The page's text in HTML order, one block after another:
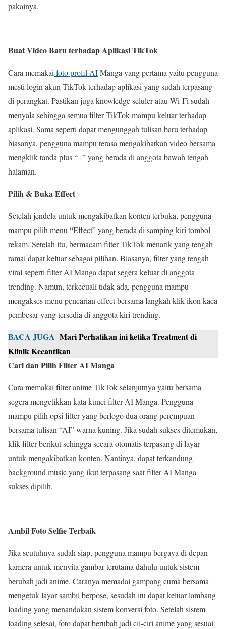
pakainya.
Buat Video Baru terhadap Aplikasi TikTok
Cara memakai foto profil AIManga yang pertama yaitu pengguna
mesti login akun TikTok terhadap aplikasi yang sudah terpasang
di perangkat. Pastikan juga knowledge seluler atau Wi-Fi sudah
menyala sehingga semua filter TikTok mampu keluar terhadap
aplikasi. Sama seperti dapat mengunggah tulisan baru terhadap
biasanya, pengguna mampu terasa mengakibatkan video bersama
mengklik tanda plus “+” yang berada di anggota bawah tengah
halaman.
Pilih & Buka Effect
Setelah jendela untuk mengakibatkan konten terbuka, pengguna
mampu pilih menu “Effect” yang berada di samping kiri tombol
rekam. Setelah itu, bermacam filter TikTok menarik yang tengah
ramai dapat keluar sebagai pilihan. Biasanya, filter yang tengah
viral seperti filter AI Manga dapat segera keluar di anggota
trending. Namun, terkecuali tidak ada, pengguna mampu
mengakses menu pencarian effect bersama langkah klik ikon kaca
pembesar yang tersedia di anggota kiri trending.
BACA JUGA Mari Perhatikan ini ketika Treatment di
Klinik Kecantikan
Cari dan Pilih Filter AI Manga
Cara memakai filter anime TikTok selanjutnya yaitu bersama
segera mengetikkan kata kunci filter AI Manga. Pengguna
mampu pilih opsi filter yang berlogo dua orang perempuan
bersama tulisan “AI” warna kuning. Jika sudah sukses ditemukan,
klik filter berikut sehingga secara otomatis terpasang di layar
untuk mengakibatkan konten. Nantinya, dapat terkandung
background music yang ikut terpasang saat filter AI Manga
sukses dipilih.
Ambil Foto Selfie Terbaik
Jika seutuhnya sudah siap, pengguna mampu bergaya di depan
kamera untuk menyita gambar terutama dahulu untuk sistem
berubah jadi anime. Caranya memadai gampang cuma bersama
mengetuk layar sambil berpose, sesudah itu dapat keluar lambang
loading yang menandakan sistem konversi foto. Setelah sistem
loading selesai, foto dapat berubah jadi cii-ciri anime yang sesuai